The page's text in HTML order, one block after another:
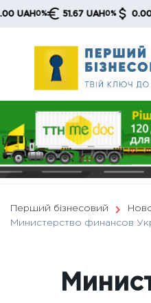
Skip
51.67 UAH0% 0.00 UAH0%
Перший бізнесовий
Министерство финансов